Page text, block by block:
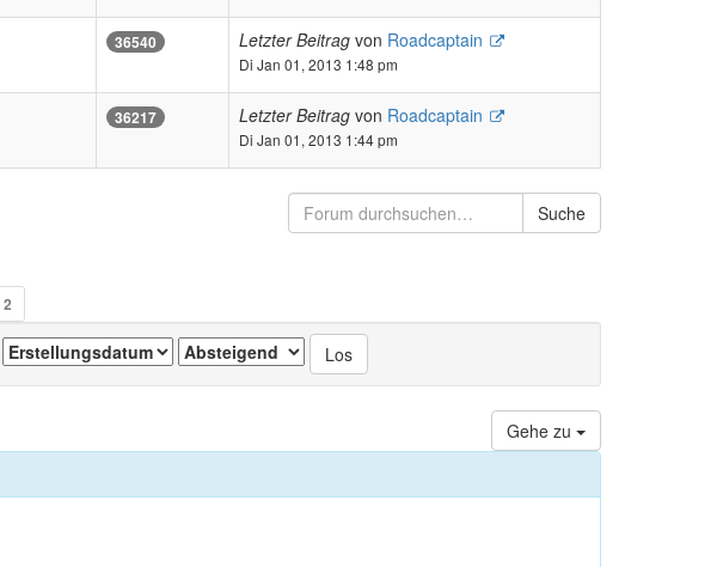
36540 Letzter Beitrag von Roadcaptain
Di Jan 01, 2013 1:48 pm
36217 Letzter Beitrag von Roadcaptain
Di Jan 01, 2013 1:44 pm
Suche
2
Gehe zu